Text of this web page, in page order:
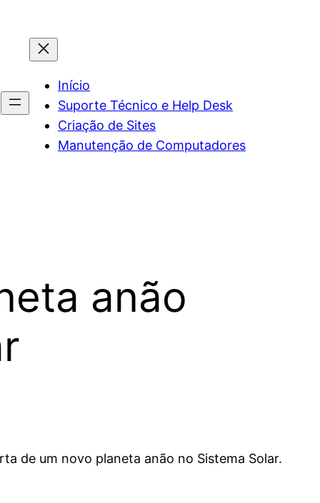
Início
Suporte Técnico e Help Desk
Criação de Sites
Manutenção de Computadores
anão
de um novo planeta anão no Sistema Solar.